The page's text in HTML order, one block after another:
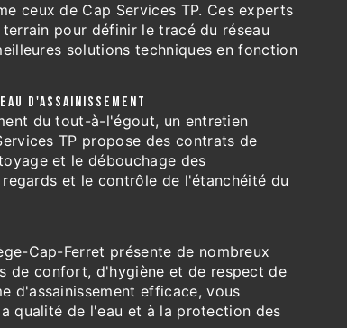
ceux de Cap Services TP. Ces experts
pour définir le tracé du réseau
solutions techniques en fonction
D'ASSAINISSEMENT
du tout-à-l'égout, un entretien
TP propose des contrats de
et le débouchage des
et le contrôle de l'étanchéité du
Cap-Ferret présente de nombreux
de confort, d'hygiène et de respect de
d'assainissement efficace, vous
qualité de l'eau et à la protection des